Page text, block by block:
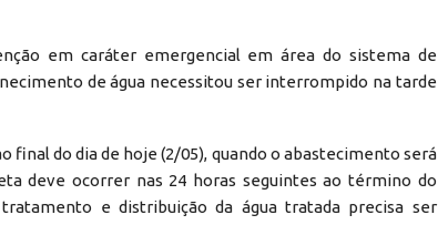
em caráter emergencial em área do sistema de
de água necessitou ser interrompido na tarde
final do dia de hoje (2/05), quando o abastecimento será
deve ocorrer nas 24 horas seguintes ao término do
e distribuição da água tratada precisa ser